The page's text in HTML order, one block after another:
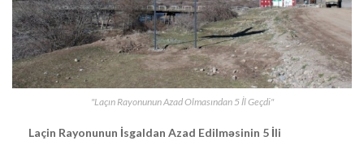
"Laçın Rayonunun Azad Olmasından 5 İl Geçdi"
Laçin Rayonunun İsgaldan Azad Edilməsinin 5 İli